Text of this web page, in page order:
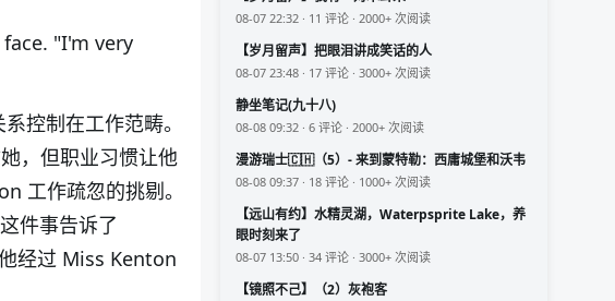
"I'm very
控制在工作范畴。
，但职业习惯让他
工作疏忽的挑剔。
件事告诉了
经过 Miss Kenton
08-07 22:32 · 11 评论 · 2000+ 次阅读
【岁月留声】把眼泪讲成笑话的人
08-07 23:48 · 17 评论 · 3000+ 次阅读
静坐笔记(九十八)
08-08 09:32 · 6 评论 · 2000+ 次阅读
漫游瑞士🇨🇭（5）- 来到蒙特勒：西庸城堡和沃韦
08-08 09:37 · 18 评论 · 1000+ 次阅读
【远山有约】水精灵湖，Waterpsprite Lake，养
眼时刻来了
08-07 13:50 · 34 评论 · 3000+ 次阅读
【镜照不己】（2）灰袍客